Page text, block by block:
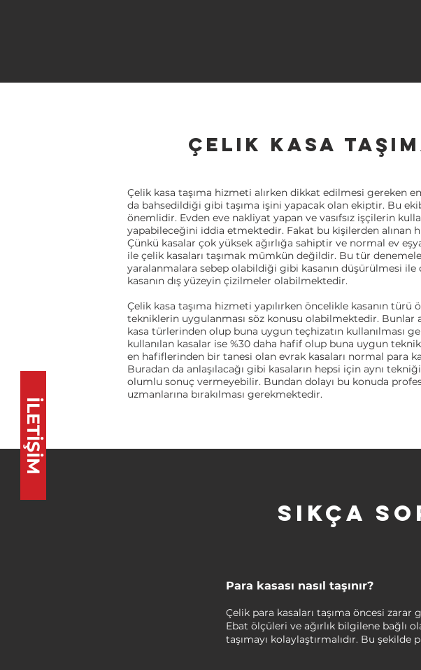
İLETİŞİM
Sıkça
Para kasası nasıl taşınır?
Çelik para kasaları taşıma öncesi
Ebat ölçüleri ve ağırlık bilgilene bağlı
taşımayı kolaylaştırmalıdır. Bu şekilde
Çelik Kasa
Çelik kasa taşıma hizmeti alırken dikkat edilmesi gereken
da bahsedildiği gibi taşıma işini yapacak olan ekiptir. Bu
önemlidir. Evden eve nakliyat yapan ve vasıfsız işçilerin
yapabileceğini iddia etmektedir. Fakat bu kişilerden alınan
Çünkü kasalar çok yüksek ağırlığa sahiptir ve normal ev
ile çelik kasaları taşımak mümkün değildir. Bu tür
yaralanmalara sebep olabildiği gibi kasanın düşürülmesi
kasanın dış yüzeyin çizilmeler olabilmektedir.
Çelik kasa taşıma hizmeti yapılırken öncelikle kasanın
tekniklerin uygulanması söz konusu olabilmektedir. Bunlar
kasa türlerinden olup buna uygun teçhizatın kullanılması
kullanılan kasalar ise %30 daha hafif olup buna uygun
en hafiflerinden bir tanesi olan evrak kasaları normal para
Buradan da anlaşılacağı gibi kasaların hepsi için aynı
olumlu sonuç vermeyebilir. Bundan dolayı bu konuda
uzmanlarına bırakılması gerekmektedir.